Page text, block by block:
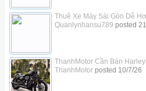
Thuê Xe Máy Sài Gòn Dễ
Quanlynhansu789 posted
ThanhMotor Cần Bán
ThanhMotorposted 10/7/26